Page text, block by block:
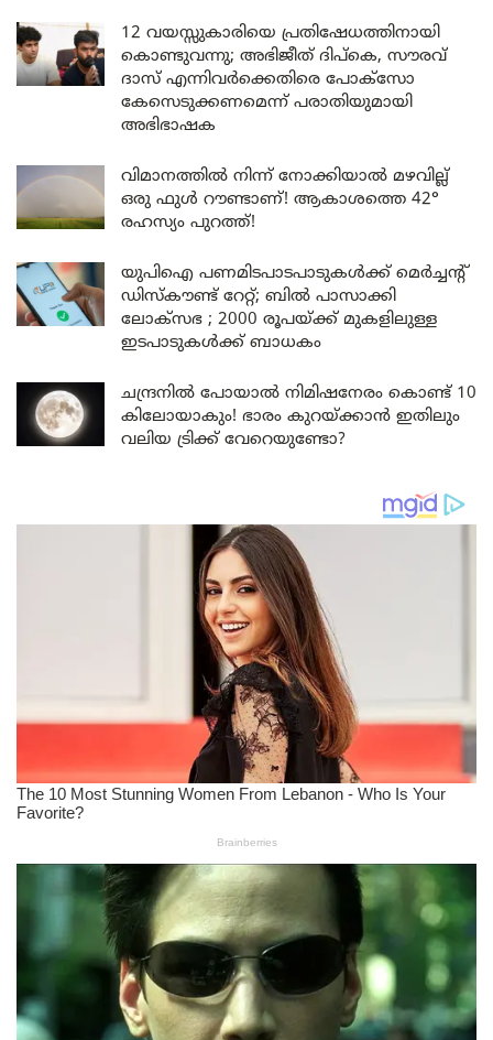
12 വയസ്സുകാരിയെ പ്രതിഷേധത്തിനായി
കൊണ്ടുവന്നു; അഭിജീത് ദിപ്കെ, സൗരവ്
ദാസ് എന്നിവർക്കെതിരെ പോക്സോ
കേസെടുക്കണമെന്ന് പരാതിയുമായി
അഭിഭാഷക
വിമാനത്തിൽ നിന്ന് നോക്കിയാൽ മഴവില്ല്
ഒരു ഫുൾ റൗണ്ടാണ്! ആകാശത്തെ 42°
രഹസ്യം പുറത്ത്!
യുപിഐ പണമിടപാടപാടുകൾക്ക് മെർച്ചന്റ്
ഡിസ്കൗണ്ട് റേറ്റ്; ബിൽ പാസാക്കി
ലോക്സഭ ; 2000 രൂപയ്ക്ക് മുകളിലുള്ള
ഇടപാടുകൾക്ക് ബാധകം
ചന്ദ്രനിൽ പോയാൽ നിമിഷനേരം കൊണ്ട് 10
കിലോയാകും! ഭാരം കുറയ്ക്കാൻ ഇതിലും
വലിയ ട്രിക്ക് വേറെയുണ്ടോ?